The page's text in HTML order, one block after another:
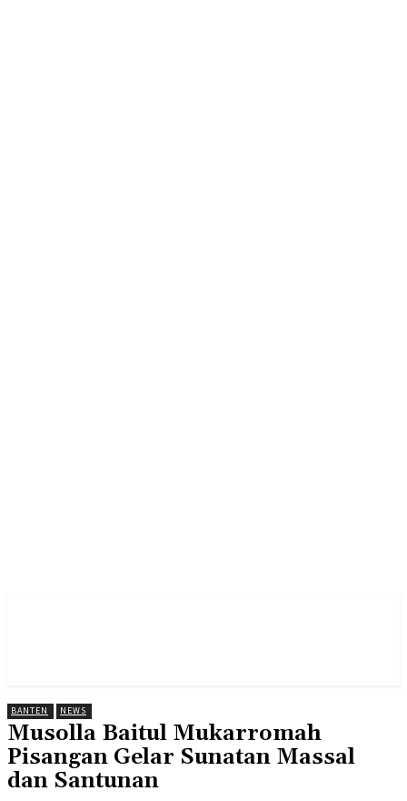
BANTEN NEWS
Musolla Baitul Mukarromah
Pisangan Gelar Sunatan Massal
dan Santunan